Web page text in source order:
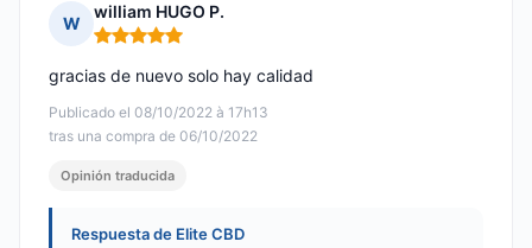
W
william HUGO P.
Nota: 5 de 5
Publicado el 08/10/2022 à 17h13
tras una compra de 06/10/2022
gracias de nuevo solo hay calidad
Opinión traducida
Respuesta de Elite CBD